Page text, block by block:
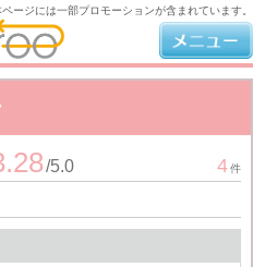
/5.0 4件
ページには一部プロモーションが含まれています。